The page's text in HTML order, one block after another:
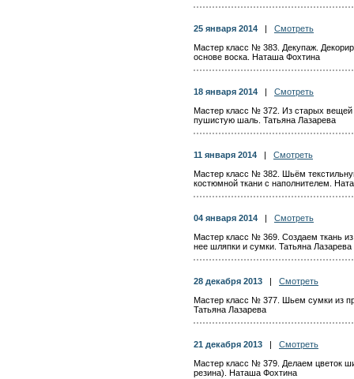
25 января 2014
Смотреть
Мастер класс № 383. Декупаж.
основе воска. Наташа Фохтина
18 января 2014
Смотреть
Мастер класс № 372. Из старых
пушистую шаль. Татьяна Лазарева
11 января 2014
Смотреть
Мастер класс № 382. Шьём
костюмной ткани с наполнителем.
04 января 2014
Смотреть
Мастер класс № 369. Создаем ткань
нее шляпки и сумки. Татьяна Лазарева
28 декабря 2013
Смотреть
Мастер класс № 377. Шьем сумки из
Татьяна Лазарева
21 декабря 2013
Смотреть
Мастер класс № 379. Делаем цветок
резина). Наташа Фохтина